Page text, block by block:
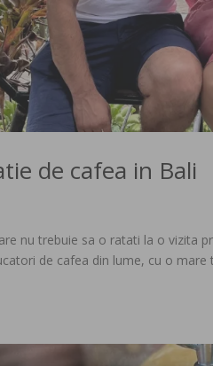
de cafea in Bali
nu trebuie sa o ratati la o vizita
de cafea din lume, cu o